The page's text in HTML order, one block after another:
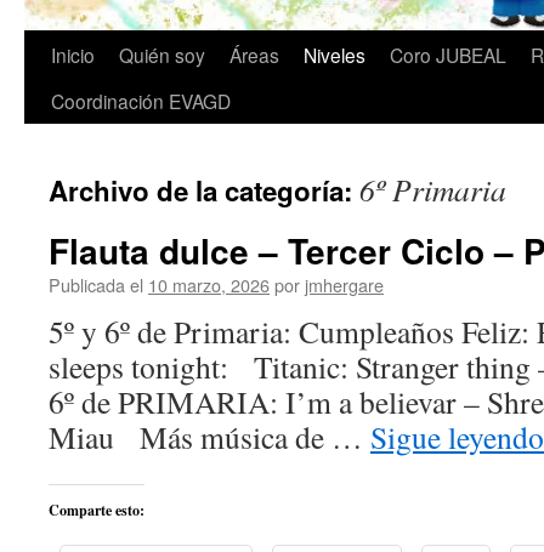
Inicio Quién soy Áreas Niveles Coro JUBEAL
Coordinación EVAGD
Archivo de la categoría: 6º Primaria
Flauta dulce – Tercer Ciclo –
Publicada el 10 marzo, 2026por jmhergare
5º y 6º de Primaria: Cumpleaños
sleeps tonight: Titanic: Stranger thing
6º de PRIMARIA: I’m a believar –
Miau Más música de … Sigue
Comparte esto: